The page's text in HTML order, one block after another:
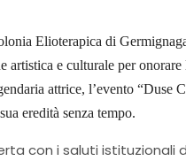
Elioterapica di
artistica e culturale per
attrice, l’evento “Duse
eredità senza tempo.
con i saluti istituzionali